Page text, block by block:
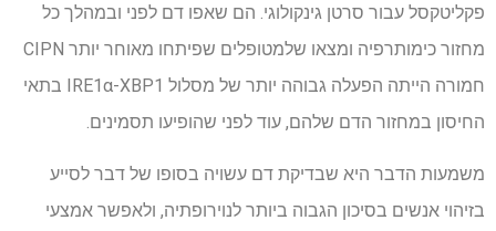
פקליטקסל עבור סרטן גינקולוגי. הם שאפו דם לפני ובמהלך כל
מחזור כימותרפיה ומצאו שלמטופלים שפיתחו מאוחר יותר CIPN
חמורה הייתה הפעלה גבוהה יותר של מסלול IRE1α-XBP1 בתאי
החיסון במחזור הדם שלהם, עוד לפני שהופיעו תסמינים.
משמעות הדבר היא שבדיקת דם עשויה בסופו של דבר לסייע
בזיהוי אנשים בסיכון הגבוה ביותר לנוירופתיה, ולאפשר אמצעי